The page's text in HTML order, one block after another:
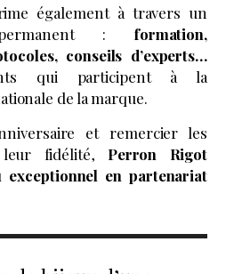
également à travers un
: formation,
conseils d’experts…
qui participent à la
de la marque.
et remercier les
fidélité, Perron Rigot
en partenariat